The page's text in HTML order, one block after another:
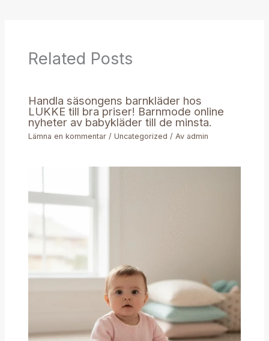
Related Posts
Handla säsongens barnkläder hos
LUKKE till bra priser! Barnmode online
nyheter av babykläder till de minsta.
Lämna en kommentar /Uncategorized / Av admin